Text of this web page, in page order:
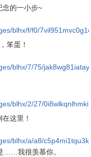
念的一小步~
blhx/f/f0/
笨蛋！
blhx/7/75/
blhx/2/27/
这里！
blhx/a/a8/
……我很羡慕你。